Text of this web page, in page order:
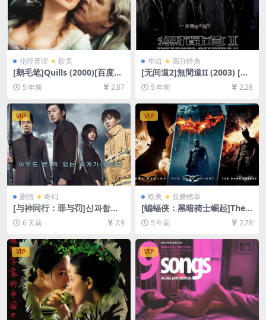
伦理青涩 欧美
[鹅毛笔]Quills (2000)[百度网
盘+迅雷云盘资源1080P超清
未删减][MP4/8.0GB][中英字
5 年前 2.87
华语 高分经典
[无间道2]無間道II (2003) [百
度网盘+迅雷云盘资源1080P
超清][MP4/7.1GB][粤语原声
5 年前 2.28
VIP
剧情 奇幻
[与神同行：罪与罚]신과함께-
죄와 벌 (2017)[百度网盘+夸
克网盘1080P超清未删减资源]
[网盘在线播放/下载][MP4/9.
5GB][中文字幕]
6 天前 2.9
VIP
欧美 豆瓣榜单
[蝙蝠侠：黑暗骑士崛起]The
Dark Knight Rises (2012)[百
度网盘+迅雷云盘资源1080P
超清未删减][MP4/10GB][中
英字幕]
5 年前 2.78
VIP VIP